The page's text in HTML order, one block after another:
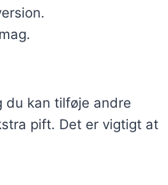
du kan tilføje andre
pift. Det er vigtigt at